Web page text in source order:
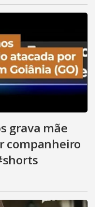
grava mãe
companheiro